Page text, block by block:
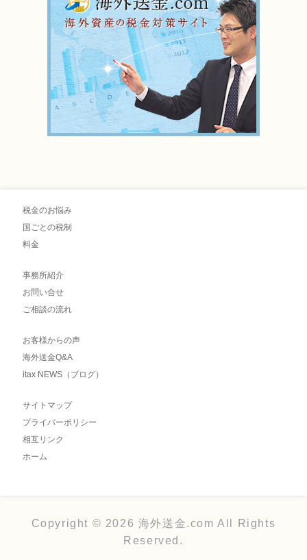
税金のお悩み
国ごとの税制
料金
事務所紹介
お問い合せ
ご相談の流れ
お客様からの声
海外送金Q&A
itax NEWS（ブログ）
サイトマップ
プライバーポリシー
相互リンク
ホーム
Copyright © 2026 海外送金.com All Rights
Reserved.